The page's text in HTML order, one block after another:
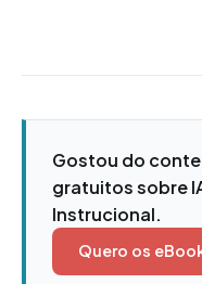
Gostou do
gratuitos sobre
Instrucional.
Quero os